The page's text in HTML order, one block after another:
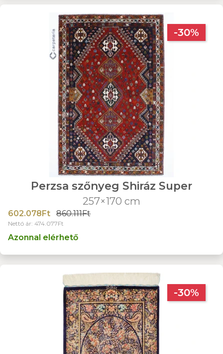
-30%
Perzsa szőnyeg Shiráz Super
257×170 cm
602.078Ft 860.111Ft
Nettó ár: 474.077Ft
Azonnal elérhető
-30%